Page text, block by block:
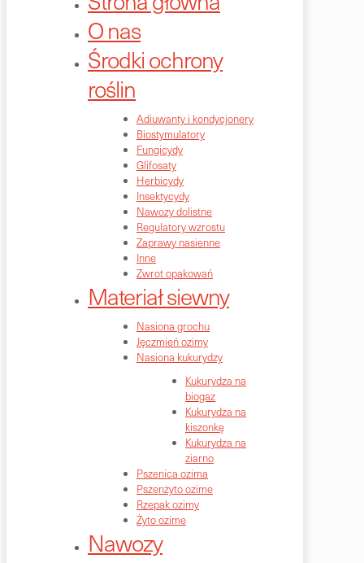
O nas
Środki ochrony
roślin
Adiuwanty i kondycjonery
Biostymulatory
Fungicydy
Glifosaty
Herbicydy
Insektycydy
Nawozy dolistne
Regulatory wzrostu
Zaprawy nasienne
Inne
Zwrot opakowań
Materiał siewny
Nasiona grochu
Jęczmień ozimy
Nasiona kukurydzy
Kukurydza na
biogaz
Kukurydza na
kiszonkę
Kukurydza na
ziarno
Pszenica ozima
Pszenżyto ozime
Rzepak ozimy
Żyto ozime
Nawozy